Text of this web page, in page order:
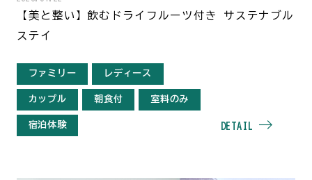
【美と整い】飲むドライフルーツ付き サステナブル
ステイ
ファミリー レディース
カップル 朝食付 室料のみ
宿泊体験 DETAIL